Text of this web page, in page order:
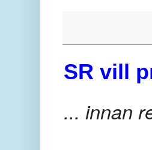
SR vill
... innan